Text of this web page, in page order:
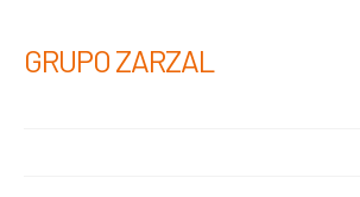
GRUPO ZARZAL